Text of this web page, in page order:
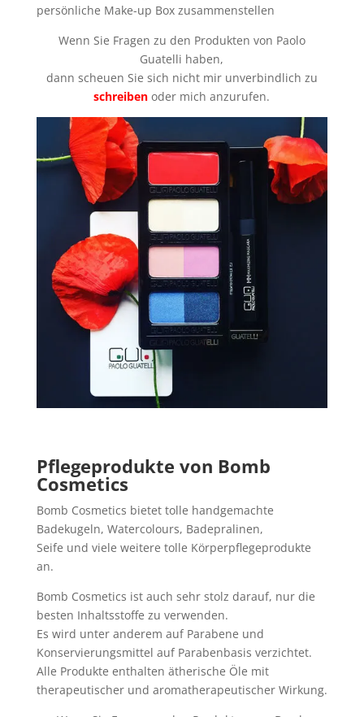
persönliche Make-up Box zusammenstellen
Wenn Sie Fragen zu den Produkten von Paolo
Guatelli haben,
dann scheuen Sie sich nicht mir unverbindlich zu
schreiben oder mich anzurufen.
Pflegeprodukte von Bomb
Cosmetics
Bomb Cosmetics bietet tolle handgemachte
Badekugeln, Watercolours, Badepralinen,
Seife und viele weitere tolle Körperpflegeprodukte
an.
Bomb Cosmetics ist auch sehr stolz darauf, nur die
besten Inhaltsstoffe zu verwenden.
Es wird unter anderem auf Parabene und
Konservierungsmittel auf Parabenbasis verzichtet.
Alle Produkte enthalten ätherische Öle mit
therapeutischer und aromatherapeutischer Wirkung.